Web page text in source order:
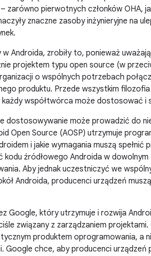
zarówno pierwotnych członków OHA,
znaczne zasoby inżynieryjne na
w Androida, zrobiły to, ponieważ
projektem typu open source (w
o wspólnych potrzebach
produktu. Przede wszystkim
współtwórca może dostosować i
dostosowywanie może prowadzić do
Open Source (AOSP) utrzymuje
i jakie wymagania muszą spełnić
źródłowego Androida w
Aby jednak uczestniczyć we
Androida, producenci urządzeń
Google, który utrzymuje i rozwija
związany z zarządzaniem
produktem oprogramowania, a
Google chce, aby producenci urządzeń